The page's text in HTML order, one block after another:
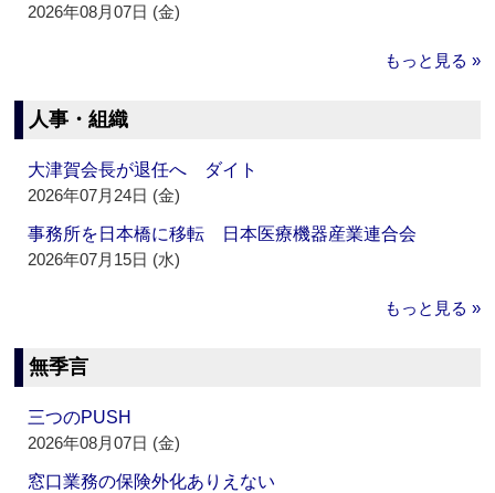
2026年08月07日 (金)
もっと見る »
人事・組織
大津賀会長が退任へ ダイト
2026年07月24日 (金)
事務所を日本橋に移転 日本医療機器産業連合会
2026年07月15日 (水)
もっと見る »
無季言
三つのPUSH
2026年08月07日 (金)
窓口業務の保険外化ありえない